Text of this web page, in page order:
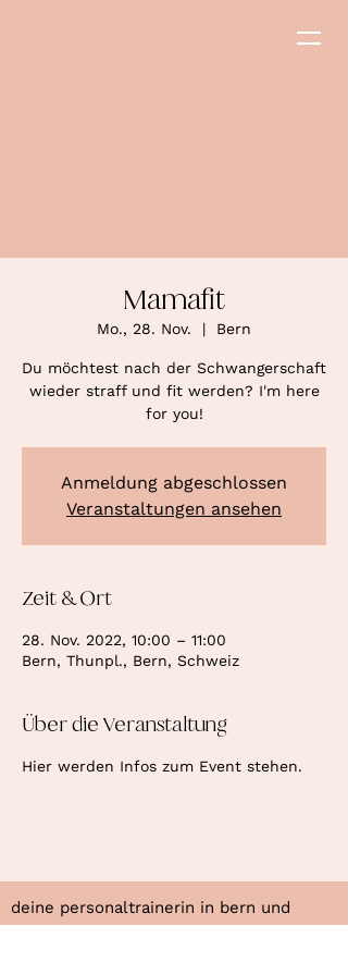
Mamafit
Mo., 28. Nov.
  |
Bern
Du möchtest nach der Schwangerschaft
wieder straff und fit werden? I'm here
for you!
Anmeldung abgeschlossen
Veranstaltungen ansehen
Zeit & Ort
28. Nov. 2022, 10:00 – 11:00
Bern, Thunpl., Bern, Schweiz
Über die Veranstaltung
Hier werden Infos zum Event stehen.
deine personaltrainerin in bern und